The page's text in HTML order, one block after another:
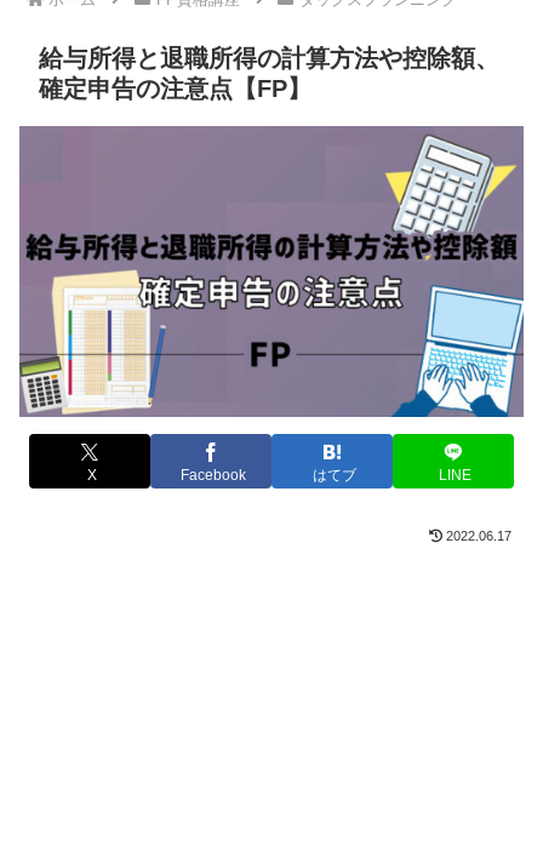
給与所得と退職所得の計算方法や控除額、
確定申告の注意点【FP】
X Facebook はてブ LINE
2022.06.17